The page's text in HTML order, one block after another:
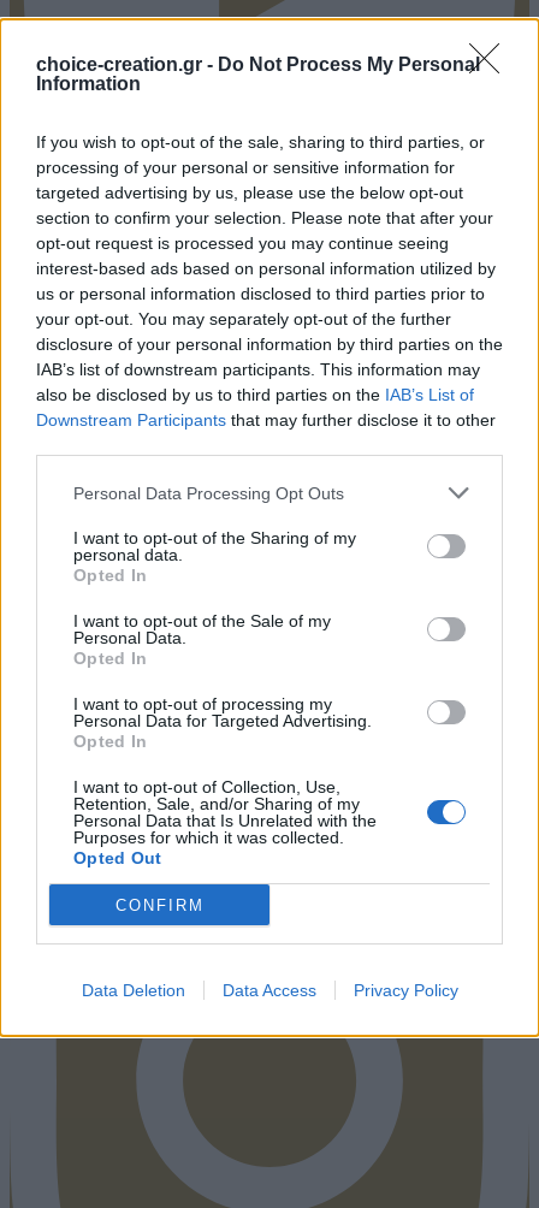
choice-creation.gr - Do Not Process My Personal
Information
If you wish to opt-out of the sale, sharing to third parties, or
processing of your personal or sensitive information for
targeted advertising by us, please use the below opt-out
section to confirm your selection. Please note that after your
opt-out request is processed you may continue seeing
interest-based ads based on personal information utilized by
us or personal information disclosed to third parties prior to
your opt-out. You may separately opt-out of the further
disclosure of your personal information by third parties on the
IAB’s list of downstream participants. This information may
also be disclosed by us to third parties on the IAB’s List of
Downstream Participants that may further disclose it to other
Personal Data Processing Opt Outs
I want to opt-out of the Sharing of my
personal data.
Opted In
I want to opt-out of the Sale of my
Personal Data.
Opted In
I want to opt-out of processing my
Personal Data for Targeted Advertising.
Opted In
I want to opt-out of Collection, Use,
Retention, Sale, and/or Sharing of my
Personal Data that Is Unrelated with the
Purposes for which it was collected.
Opted Out
CONFIRM
Data Deletion Data Access Privacy Policy
Pinterest